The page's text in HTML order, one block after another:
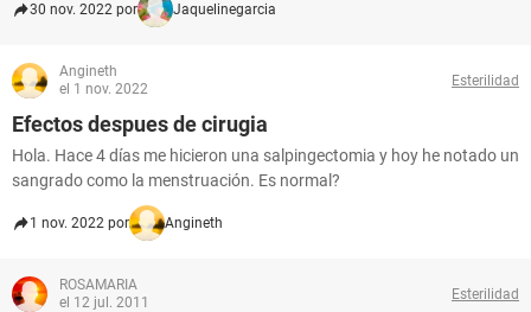
30 nov. 2022 por Jaquelinegarcia
Angineth
el 1 nov. 2022
Esterilidad
Efectos despues de cirugia
Hola. Hace 4 días me hicieron una salpingectomia y hoy he notado un
sangrado como la menstruación. Es normal?
1 nov. 2022 por Angineth
ROSAMARIA
el 12 jul. 2011
Esterilidad